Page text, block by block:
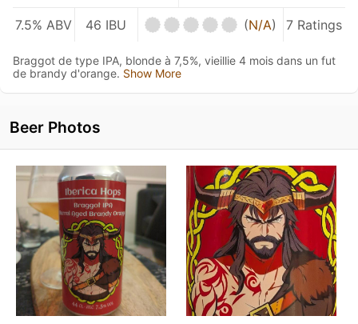
7.5% ABV 46 IBU (N/A) 7 Ratings
Braggot de type IPA, blonde à 7,5%, vieillie 4 mois dans un fut
de brandy d'orange. Show More
Beer Photos